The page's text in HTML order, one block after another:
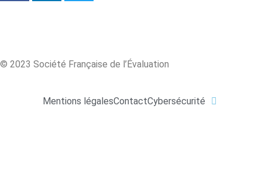
© 2023 Société Française de l’Évaluation
Mentions légalesContactCybersécurité